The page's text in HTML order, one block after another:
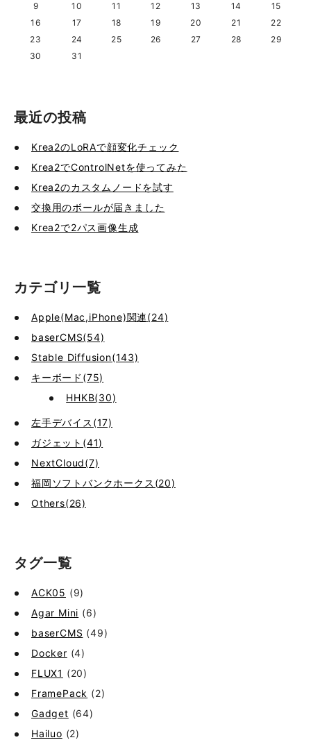
9
10 11 12 13 14
15
16
17 18 19 20 21
22
23
24 25 26 27 28
29
30
31
最近の投稿
Krea2のLoRAで顔変化チェック
Krea2でControlNetを使ってみた
Krea2のカスタムノードを試す
交換用のボールが届きました
Krea2で2パス画像生成
カテゴリ一覧
Apple(Mac,iPhone)関連(24)
baserCMS(54)
Stable Diffusion(143)
キーボード(75)
HHKB(30)
左手デバイス(17)
ガジェット(41)
NextCloud(7)
福岡ソフトバンクホークス(20)
Others(26)
タグ一覧
ACK05 (9)
Agar Mini (6)
baserCMS (49)
Docker (4)
FLUX1 (20)
FramePack (2)
Gadget (64)
Hailuo (2)